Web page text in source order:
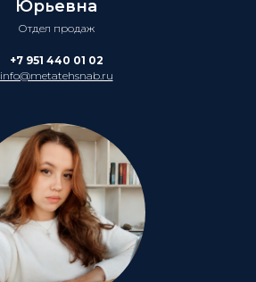
Юрьевна
Отдел продаж
+7 951 440 01 02
info@metatehsnab.ru